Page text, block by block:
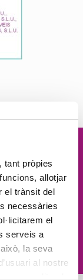
tant pròpies
allotjar
el trànsit del
necessàries
el
serveis a
la seva
al nostre
personalitzada
les
, la
i la